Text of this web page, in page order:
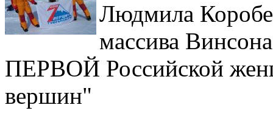
Людмила
массива
ПЕРВОЙ Российской
вершин"